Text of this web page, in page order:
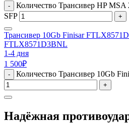
-
Количество Трансивер HP
SFP
+
Трансивер 10Gb Finisar
FTLX8571D3BNL
1-4 дня
1 500₽
- Количество Трансивер 10Gb
+
Надёжная